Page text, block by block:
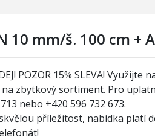
10 mm/š. 100 cm +
POZOR 15% SLEVA! Využijte
na zbytkový sortiment. Pro
nebo +420 596 732 673.
příležitost, nabídka platí